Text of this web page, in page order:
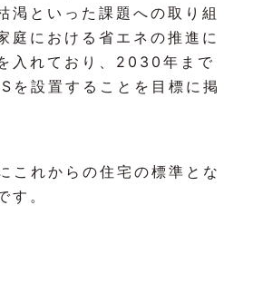
渇といった課題への取り組
庭における省エネの推進に
入れており、2030年まで
を設置することを目標に掲
これからの住宅の標準とな
す。